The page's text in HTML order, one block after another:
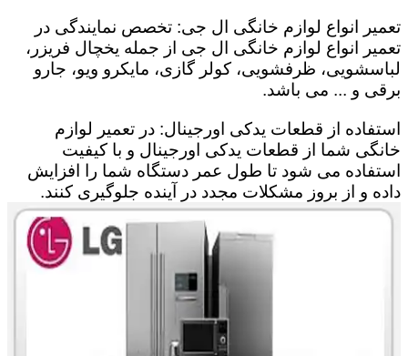
تعمیر انواع لوازم خانگی ال جی: تخصص نمایندگی در
تعمیر انواع لوازم خانگی ال جی از جمله یخچال فریزر،
لباسشویی، ظرفشویی، کولر گازی، مایکرو ویو، جارو
برقی و ... می باشد.
استفاده از قطعات یدکی اورجینال: در تعمیر لوازم
خانگی شما از قطعات یدکی اورجینال و با کیفیت
استفاده می شود تا طول عمر دستگاه شما را افزایش
داده و از بروز مشکلات مجدد در آینده جلوگیری کنند.